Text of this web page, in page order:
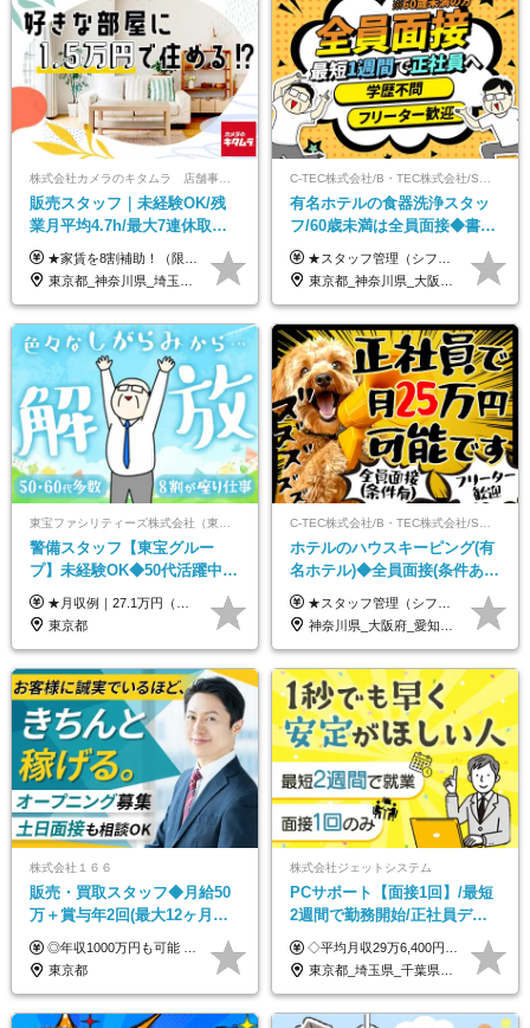
株式会社カメラのキタムラ 店舗事業部【カメラのキタムラ】
販売スタッフ｜未経験OK/残
業月平均4.7h/最大7連休取得
可/全国募集/家賃8割を会社が
負担/賞与年2回
★家賃を8割補助！（限度額は地域により異なる） ※転勤による引っ越しが発生する場合 ＝＝＝＝＝＝＝＝＝＝＝＝＝＝＝＝＝＝＝＝＝＝＝ 例えば、家賃7.5万円なら6万円は会社で負担。 あなたが支払うのは、たったの1.5万円です！ 年間では自己負担額が約72万ほどお得になります！ ＝＝＝＝＝＝＝＝＝＝＝＝＝＝＝＝＝＝＝＝＝＝＝ 月給22万8,700円～26万3,100円＋賞与年2回（初回の支給は当社規定による）＋残業手当 ＜実際の給与例＞ *24歳:月給23万4,700円＋賞与年2回（初回の支給は当社規定による）＋残業手当＋諸手当 ※上記はあくまで参考月給です。ご経歴・年齢を考慮し、当社規定により決定します ※評価により昇給あり ※残業代は別途支給あり ※試用期間2ヶ月あり（期間中の給与・待遇に差異はありません） 【実在する社員の年収モデル】 年収530万円（30歳） 年収820万円（40歳） 【入社時の想定年収】 330万円～900万円
東京都_神奈川県_埼玉県_千葉県_大阪府_愛知県_北海道_青森県_宮城県_秋田県_山形県_茨城県_群馬県_新潟県_長野県_富山県_静岡県_三重県_兵庫県_京都府_広島県_岡山県_鳥取県_山口県_徳島県_香川県_愛媛県_福岡県_熊本県_佐賀県_長崎県_大分県_宮崎県_鹿児島県
有名ホテルの食器洗浄スタッ
フ/60歳未満は全員面接◆書類
選考なし◆ブランクOK◆月25
万～ ◆40～50代活躍
★スタッフ管理（シフト調整など）の経験があれば【月給28万円以上】 ★賞与支給実績：基本給の2ヶ月分～3ヶ月分 ＝＝ライフスタイルに合わせて働き方を選べます＝＝ ■正社員 ＜未経験者＞月給25万円～35万円＋賞与年2回 ＜経験者＞月給28万円～35万円＋賞与年2回 ※経験やスキルに応じて決定します ※残業代全額支給 ※試用期間（3ヶ月間）中の雇用形態や待遇に差異はありません ※正社員の場合、転勤の可能性あり ■契約社員 月給22万円～＋残業代全額支給 ※契約社員の場合、賞与の支給および転勤の可能性はありません ※勤務時間や勤務日数の希望があればご相談に応じます ※試用期間なし ※契約の更新 有(勤務状況により判断する) 更新上限 有(通算契約期間の上限 1年/更新回数の上限 なし)
東京都_神奈川県_大阪府_愛知県_北海道_京都府_福岡県_沖縄県
警備スタッフ【東宝グルー
プ】未経験OK◆50代活躍中
◆1勤務で2日分休み◆8割が座
り仕事◆賞与年2回
★月収例｜27.1万円（月給+残業代2.4万円+資格手当0.2万円+家族手当0.85万円） ★賞与年2回＆充実した手当あり！ ■月給23万6,500円～＋賞与年2回＋各種手当 ┗月給には職務手当19,500円、調整手当15,000円、住宅手当18,500円、契約社員手当1,500円を含みます ※試用期間4ヶ月(期間中の給与・待遇の差異はありません) ━━━━━━━━━━ 各種手当も充実！ ━━━━━━━━━━ ★家族手当 ★役付手当 ★資格手当 ★年末年始勤務手当 ★交通費支給（月5万円以内／6ヶ月分の定期代を支給） ★残業・深夜残業手当（全額支給） ━━━━━━━━━━ 給与支給日は毎月25日です ━━━━━━━━━━ 例：1月1日付入社の場合 1月25日に基本給+変動しない手当を支給 2月25日に前月分の残業手当など変動する手当を支給
東京都
ホテルのハウスキーピング(有
名ホテル)◆全員面接(条件あ
り)◆未経験OK◆リゾート地
も選べる◆月25万円
★スタッフ管理（シフト調整など）の経験があれば【月給28万円以上】 ★賞与支給実績：基本給の2ヶ月分～3ヶ月分 ＝＝ライフスタイルに合わせて働き方を選べます＝＝ ■正社員 ＜未経験者＞月給25万円(寮なしの場合)～35万円＋賞与年2回 ＜経験者＞月給28万円～35万円＋賞与年2回 ※寮をご利用の場合は月給22万円～ ※経験やスキルに応じて決定します ※残業代全額支給 ※試用期間（3ヶ月間）中の雇用形態や待遇に差異はありません ※正社員の場合、転勤の可能性あり ■契約社員 月給22万円～＋残業代全額支給 ※契約社員の場合、賞与の支給および転勤の可能性はありません ※勤務時間や勤務日数の希望があればご相談に応じます ※試用期間なし ※契約の更新 有(勤務状況により判断する) 更新上限 有(通算契約期間の上限 1年/更新回数の上限 なし)
神奈川県_大阪府_愛知県_北海道_兵庫県_京都府_広島県_福岡県_大分県_宮崎県_鹿児島県_沖縄県
株式会社１６６
販売・買取スタッフ◆月給50
万＋賞与年2回(最大12ヶ月分
支給)◆前職給与保証◆年収
1000万可◆オープニング
◎年収1000万円も可能 ◎複雑な条件やノルマは一切なし！ 頑張った分だけシンプルに還元される給与体系です。 経験者の方には「前職給与保証」をお約束します！ ■月給50万円～80万円（役職手当を含む） ★平均月収：60～70万円程度 ★「〇件以上で支給」といった複雑な条件やノルマの縛りは一切ありません。 お客様に寄り添い、利益が出た分はしっかりとあなたの給与へ還元します！ ※経験・能力を考慮のうえ決定します。 ※試用期間3ヶ月あり。その間の待遇・給与に差異はありません。 ※上記の金額は固定残業代（20時間/5万円～）含んだ金額です。 超過分は別途記載します。
東京都
株式会社ジェットシステム
PCサポート【面接1回】/最短
2週間で勤務開始/正社員デビ
ュー歓迎/未経験9割以上/社員
寮・住宅手当あり
◇平均月収29万6,400円(各種手当含む) ◇住宅手当⇒最大家賃の半額支給 ◇賞与年2回支給 ■月給22万5,000円以上＋地域手当＋時間外手当＋住宅手当＋家族手当 ※経験やスキルに応じて給与を決定します ※試用期間2ヶ月あり（期間内は時給1,060円以上となります） └地域により上がる可能性があり／例：東京都時給1,370円 └その他待遇に差異なし ＜モデル月収例＞ 1年目：296,400円 3年目：320,000円 【固定残業代について】 なし（残業代は、実際の労働時間に応じて別途全額支給）
東京都_埼玉県_千葉県_愛知県_北海道_群馬県_長野県_富山県_石川県_静岡県_香川県_高知県_熊本県_長崎県_沖縄県